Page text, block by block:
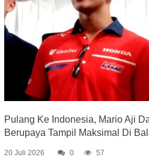
Pulang Ke Indonesia, Mario Aji
Berupaya Tampil Maksimal Di
20 Juli 2026 0 57